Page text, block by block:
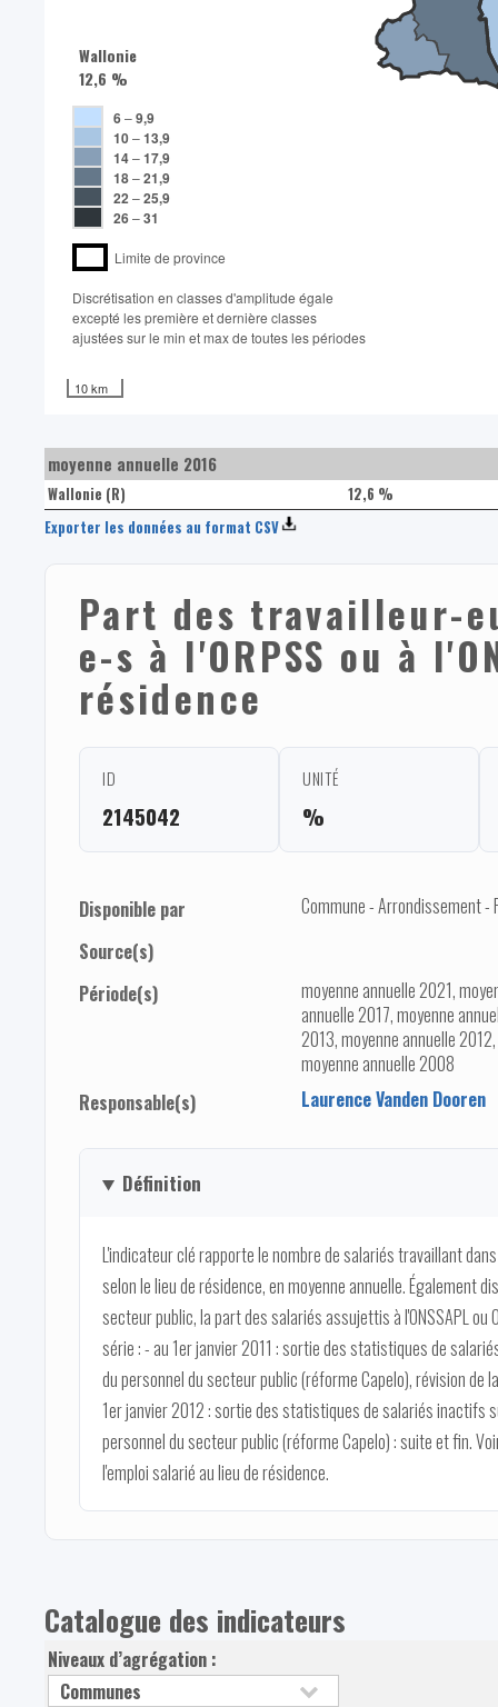
Wallonie
12,6 %
6–9,9
10–13,9
14–17,9
18–21,9
22 –25,9
26–31
Limite de province
Discrétisation en classes d'amplitude égale​
excepté les première et dernière classes
ajustées sur le min et max de toutes les périodes
10 km
moyenne annuelle 2016
Wallonie (R)
12,6 %
Exporter les données au format CSV
Part des travailleur-
e-s à l'ORPSS ou à
résidence
ID
2145042
UNITÉ
%
Disponible par
Commune - Arrondissement -
Source(s)
Période(s)
moyenne annuelle 2021,
annuelle 2017, moyenne
2013, moyenne annuelle
moyenne annuelle 2008
Responsable(s)
Laurence Vanden Dooren
Définition
L'indicateur clé rapporte le nombre de salariés travaillant
selon le lieu de résidence, en moyenne annuelle. Également
secteur public, la part des salariés assujettis à l'ONSSAPL
série : - au 1er janvier 2011 : sortie des statistiques de
du personnel du secteur public (réforme Capelo), révision
1er janvier 2012 : sortie des statistiques de salariés inactifs
personnel du secteur public (réforme Capelo) : suite et fin.
l'emploi salarié au lieu de résidence.
Catalogue des indicateurs
Niveaux d’agrégation :